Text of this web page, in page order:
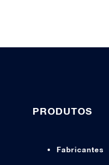
PRODUTOS
Fabricantes